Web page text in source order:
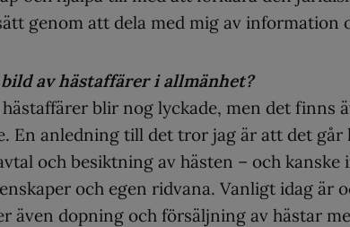
genom att dela med mig av information
av hästaffärer i allmänhet?
hästaffärer blir nog lyckade, men det finns
En anledning till det tror jag är att det
och besiktning av hästen – och
och egen ridvana. Vanligt idag är
även dopning och försäljning av hästar